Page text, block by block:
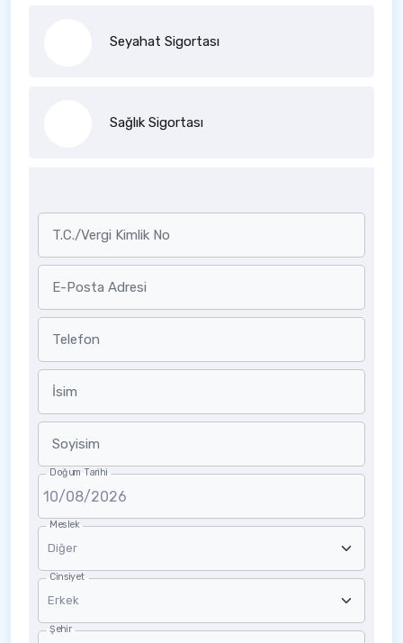
Seyahat Sigortası
Sağlık Sigortası
T.C./Vergi Kimlik No
E-Posta Adresi
Telefon
İsim
Soyisim
Doğum Tarihi
Meslek
Cinsiyet
Şehir